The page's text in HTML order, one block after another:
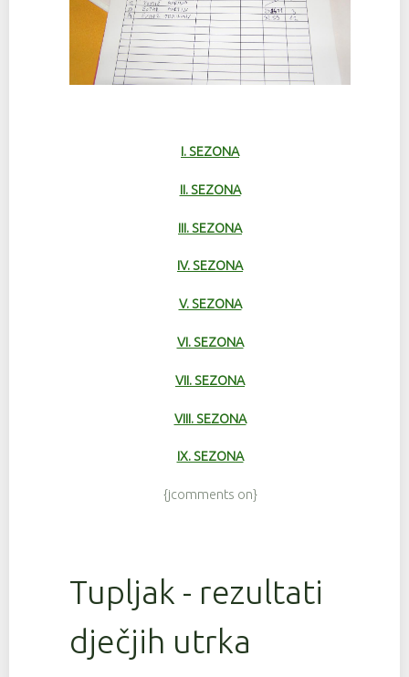
I. SEZONA
II. SEZONA
III. SEZONA
IV. SEZONA
V. SEZONA
VI. SEZONA
VII. SEZONA
VIII. SEZONA
IX. SEZONA
{jcomments on}
Tupljak - rezultati
dječjih utrka